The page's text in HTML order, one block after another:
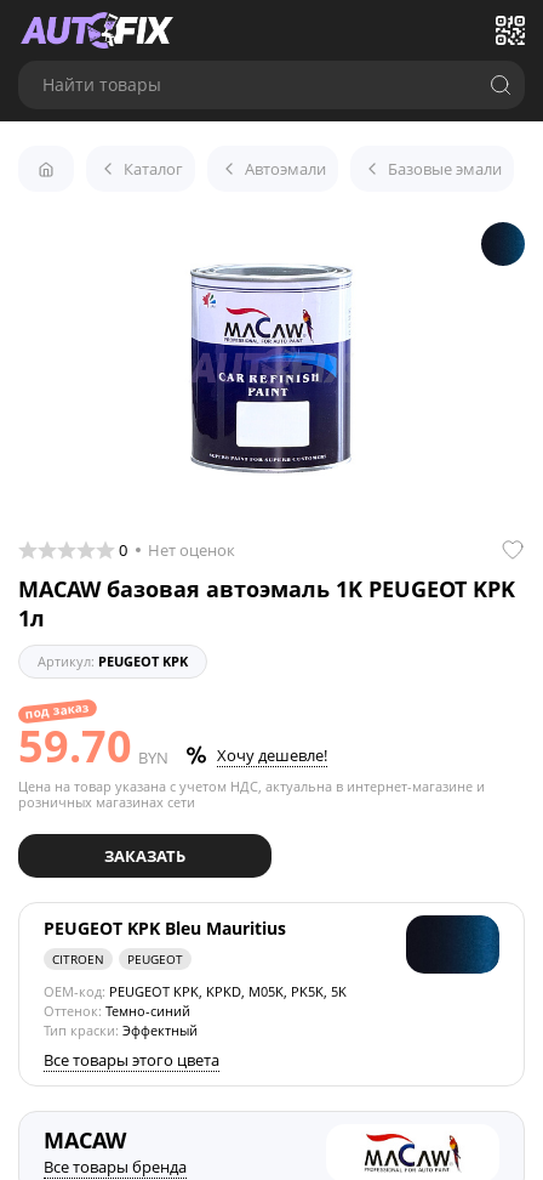
Найти товары
Каталог Автоэмали Базовые эмали
0 Нет оценок
MACAW базовая автоэмаль 1K PEUGEOT KPK
1л
Артикул: PEUGEOT KPK
под заказ
59.70 BYN Хочу дешевле!
Цена на товар указана с учетом НДС, актуальна в интернет-магазине и
розничных магазинах сети
ЗАКАЗАТЬ
PEUGEOT KPK Bleu Mauritius
CITROEN PEUGEOT
OEM-код: PEUGEOT KPK, KPKD, M05K, PK5K, 5K
Оттенок: Темно-синий
Тип краски: Эффектный
Все товары этого цвета
MACAW
Все товары бренда